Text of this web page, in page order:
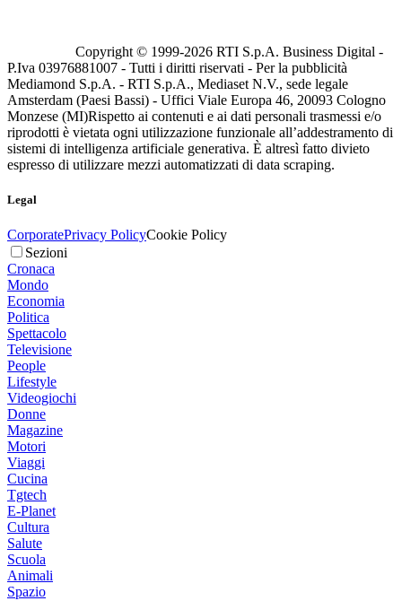
Copyright © 1999-2026 RTI S.p.A. Business Digital -
P.Iva 03976881007 - Tutti i diritti riservati - Per la pubblicità
Mediamond S.p.A. - RTI S.p.A., Mediaset N.V., sede legale
Amsterdam (Paesi Bassi) - Uffici Viale Europa 46, 20093 Cologno
Monzese (MI)Rispetto ai contenuti e ai dati personali trasmessi e/o
riprodotti è vietata ogni utilizzazione funzionale all’addestramento di
sistemi di intelligenza artificiale generativa. È altresì fatto divieto
espresso di utilizzare mezzi automatizzati di data scraping.
Legal
CorporatePrivacy PolicyCookie Policy
Sezioni
Cronaca
Mondo
Economia
Politica
Spettacolo
Televisione
People
Lifestyle
Videogiochi
Donne
Magazine
Motori
Viaggi
Cucina
Tgtech
E-Planet
Cultura
Salute
Scuola
Animali
Spazio